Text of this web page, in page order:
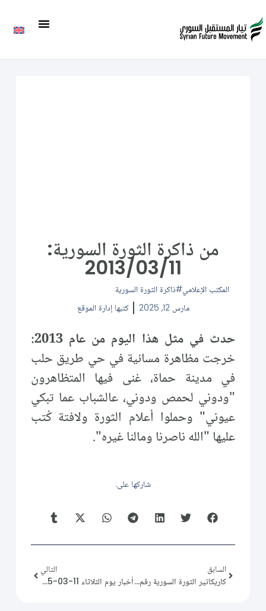
من ذاكرة الثورة السورية:
2013/03/11
المكتب الإعلامي ذاكرة الثورة السورية
مارس 12, 2025
كتبها إدارة الموقع
حدث في مثل هذا اليوم من عام 2013:
خرجت مظاهرة مسائية في حي طريق حلب
في مدينة حماة، غنى فيها المتظاهرون
"ودوني لحمص ودوني، عالشباب عما تبكي
عيوني" وحملوا أعلام الثورة ولافتة كُتب
عليها "الله ناصرنا ومالنا غيره".
شاركها على:
السابق
كاريكاتير الثورة السورية رقم (262)
التالي
أخبار يوم الثلاثاء 11-03-2025